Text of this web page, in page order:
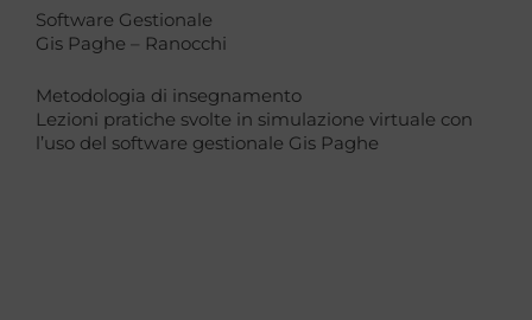
Software Gestionale
Gis Paghe – Ranocchi
Metodologia di insegnamento
Lezioni pratiche svolte in simulazione virtuale con
l’uso del software gestionale Gis Paghe